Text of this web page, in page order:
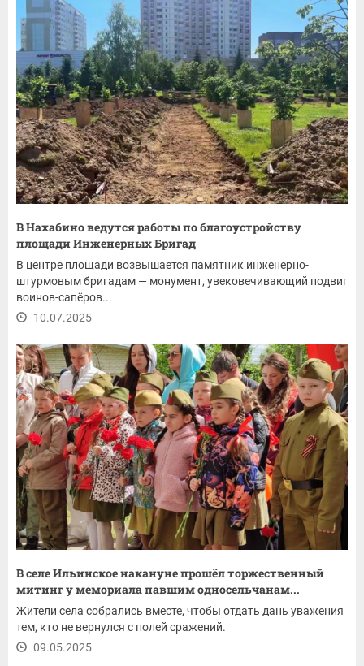
В Нахабино ведутся работы по благоустройству
площади Инженерных Бригад
В центре площади возвышается памятник инженерно-
штурмовым бригадам — монумент, увековечивающий подвиг
воинов-сапёров...
10.07.2025
В селе Ильинское накануне прошёл торжественный
митинг у мемориала павшим односельчанам...
Жители села собрались вместе, чтобы отдать дань уважения
тем, кто не вернулся с полей сражений.
09.05.2025